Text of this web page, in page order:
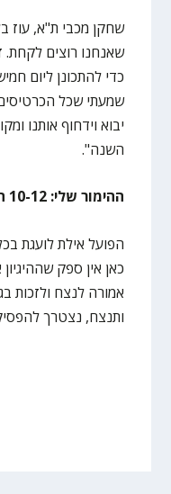
שחקן מכבי ת"א, עוז
שאנחנו רוצים
כדי להתכונן ליום
שמעתי שכל
יבוא וידחוף אותנו
השנה".
ההימור שלי: 10-12 הפרש למכבי תל אביב
הפועל אילת לועגת
כאן אין ספק
אמורה לנצח ולזכות
ותנצח, נצטרך